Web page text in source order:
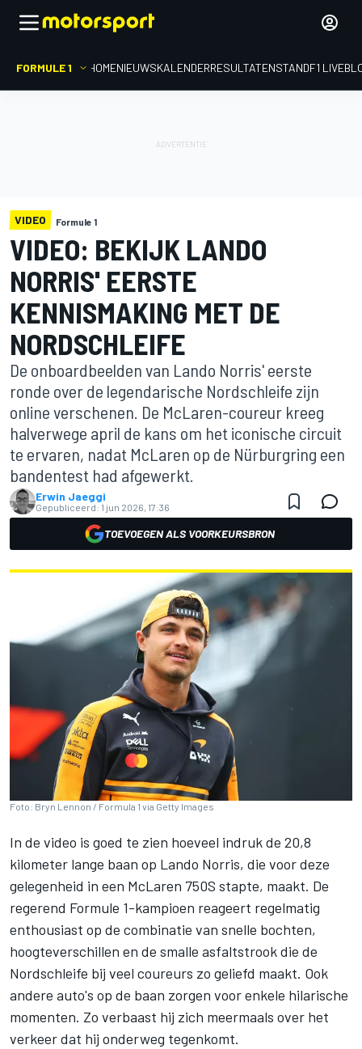
FORMULE 1 HOMENIEUWSKALENDERRESULTATENSTANDF1
VIDEO Formule 1
VIDEO: BEKIJK LANDO
NORRIS' EERSTE
KENNISMAKING MET DE
NORDSCHLEIFE
De onboardbeelden van Lando Norris' eerste
ronde over de legendarische Nordschleife zijn
online verschenen. De McLaren-coureur kreeg
halverwege april de kans om het iconische circuit
te ervaren, nadat McLaren op de Nürburgring een
bandentest had afgewerkt.
Erwin Jaeggi
Gepubliceerd: 1 jun 2026, 17:36
TOEVOEGEN ALS VOORKEURSBRON
Foto: Bryn Lennon / Formula 1 via Getty Images
In de video is goed te zien hoeveel indruk de 20,8
kilometer lange baan op Lando Norris, die voor deze
gelegenheid in een McLaren 750S stapte, maakt. De
regerend Formule 1-kampioen reageert regelmatig
enthousiast op de combinatie van snelle bochten,
hoogteverschillen en de smalle asfaltstrook die de
Nordschleife bij veel coureurs zo geliefd maakt. Ook
andere auto's op de baan zorgen voor enkele hilarische
momenten. Zo verbaast hij zich meermaals over het
verkeer dat hij onderweg tegenkomt.